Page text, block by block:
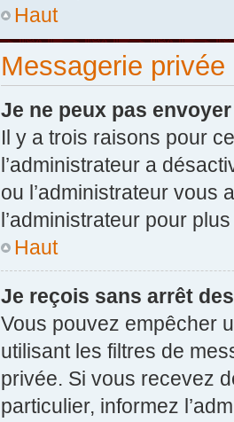
Haut
Messagerie privée
Je ne peux pas
Il y a trois raisons pour
l’administrateur a
ou l’administrateur vous
l’administrateur pour
Haut
Je reçois sans arrêt
Vous pouvez empêcher
utilisant les filtres de
privée. Si vous recevez
particulier, informez